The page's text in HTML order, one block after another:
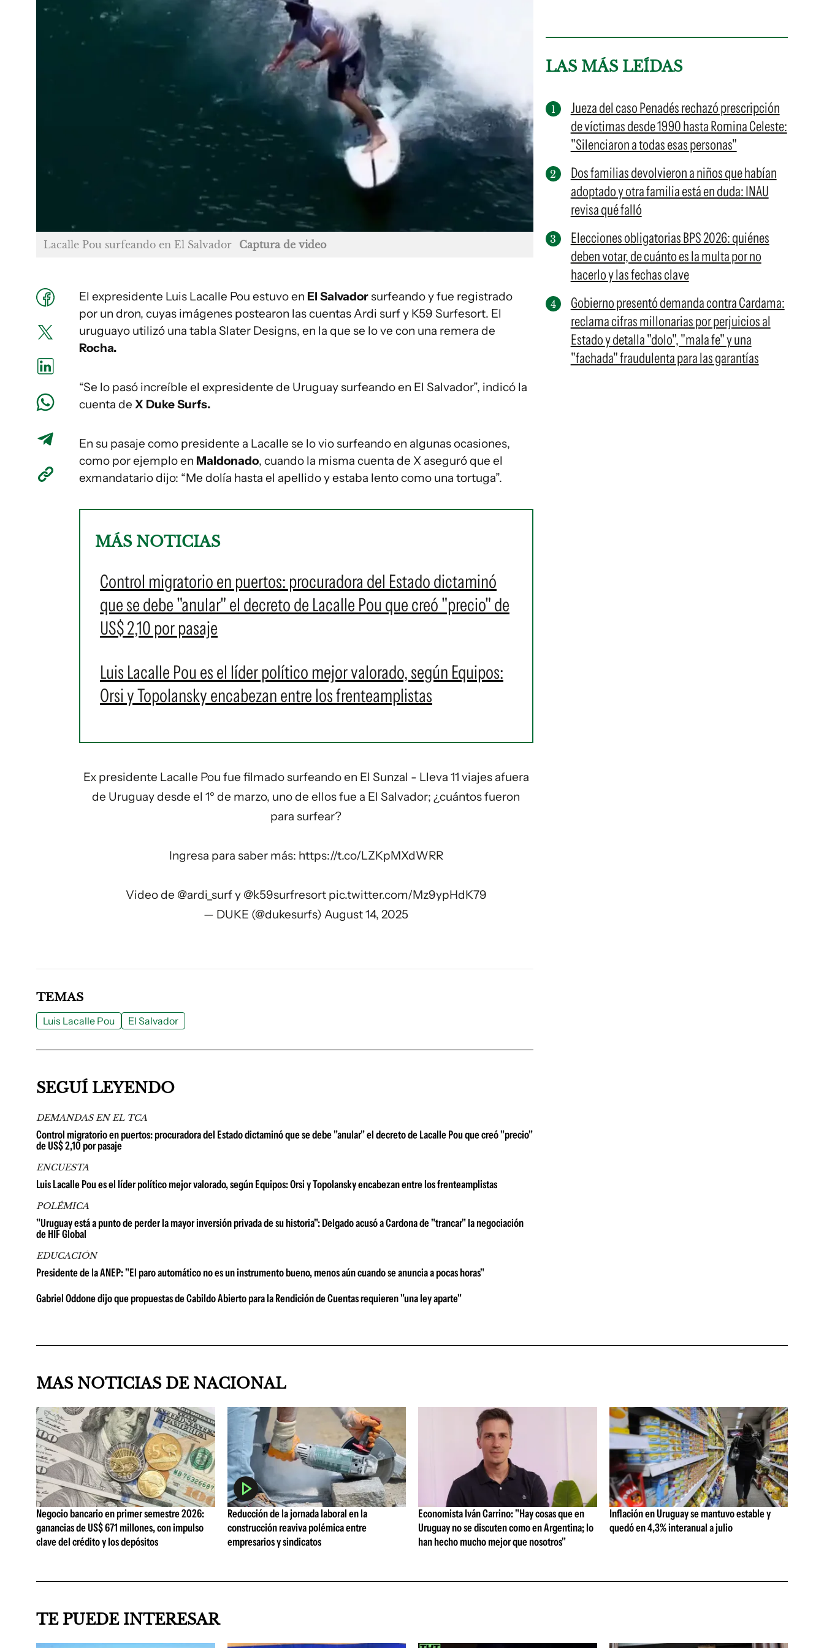
Lacalle Pou surfeando en El Salvador Captura de video
El expresidente Luis Lacalle Pou estuvo en El Salvadorsurfeando y fue registrado
por un dron, cuyas imágenes postearon las cuentas Ardi surf y K59 Surfesort. El
uruguayo utilizó una tabla Slater Designs, en la que se lo ve con una remera de
Rocha.
“Se lo pasó increíble el expresidente de Uruguay surfeando en El Salvador”, indicó la
cuenta de X Duke Surfs.
En su pasaje como presidente a Lacalle se lo vio surfeando en algunas ocasiones,
como por ejemplo en Maldonado, cuando la misma cuenta de X aseguró que el
exmandatario dijo: “Me dolía hasta el apellido y estaba lento como una tortuga”.
MÁS NOTICIAS
Control migratorio en puertos: procuradora del Estado dictaminó
que se debe "anular" el decreto de Lacalle Pou que creó "precio" de
US$ 2,10 por pasaje
Luis Lacalle Pou es el líder político mejor valorado, según Equipos:
Orsi y Topolansky encabezan entre los frenteamplistas
Ex presidente Lacalle Pou fue filmado surfeando en El Sunzal - Lleva 11 viajes afuera
de Uruguay desde el 1º de marzo, uno de ellos fue a El Salvador; ¿cuántos fueron
para surfear?
Ingresa para saber más: https://t.co/LZKpMXdWRR
Video de @ardi_surf y @k59surfresort pic.twitter.com/Mz9ypHdK79
— DUKE (@dukesurfs)August 14, 2025
LAS MÁS LEÍDAS
Jueza del caso Penadés rechazó prescripción
de víctimas desde 1990 hasta Romina Celeste:
"Silenciaron a todas esas personas"
Dos familias devolvieron a niños que habían
adoptado y otra familia está en duda: INAU
revisa qué falló
Elecciones obligatorias BPS 2026: quiénes
deben votar, de cuánto es la multa por no
hacerlo y las fechas clave
Gobierno presentó demanda contra Cardama:
reclama cifras millonarias por perjuicios al
Estado y detalla "dolo", "mala fe" y una
"fachada" fraudulenta para las garantías
TEMAS
Luis Lacalle Pou El Salvador
SEGUÍ LEYENDO
DEMANDAS EN EL TCA
Control migratorio en puertos: procuradora del Estado dictaminó que se debe "anular" el decreto de Lacalle Pou que creó "precio"
de US$ 2,10 por pasaje
ENCUESTA
Luis Lacalle Pou es el líder político mejor valorado, según Equipos: Orsi y Topolansky encabezan entre los frenteamplistas
POLÉMICA
"Uruguay está a punto de perder la mayor inversión privada de su historia": Delgado acusó a Cardona de "trancar" la negociación
de HIF Global
EDUCACIÓN
Presidente de la ANEP: "El paro automático no es un instrumento bueno, menos aún cuando se anuncia a pocas horas"
Gabriel Oddone dijo que propuestas de Cabildo Abierto para la Rendición de Cuentas requieren "una ley aparte"
MAS NOTICIAS DE NACIONAL
Negocio bancario en primer semestre 2026:
ganancias de US$ 671 millones, con impulso
clave del crédito y los depósitos
Reducción de la jornada laboral en la
construcción reaviva polémica entre
empresarios y sindicatos
Economista Iván Carrino: "Hay cosas que en
Uruguay no se discuten como en Argentina; lo
han hecho mucho mejor que nosotros"
Inflación en Uruguay se mantuvo estable y
quedó en 4,3% interanual a julio
TE PUEDE INTERESAR